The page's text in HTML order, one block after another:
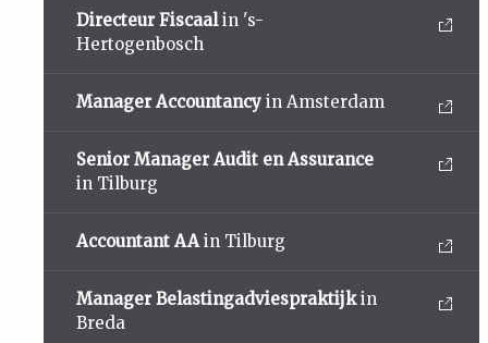
Directeur Fiscaalin 's-
Hertogenbosch
Manager Accountancy in Amsterdam
Senior Manager Audit en Assurance
in Tilburg
Accountant AA in Tilburg
Manager Belastingadviespraktijkin
Breda